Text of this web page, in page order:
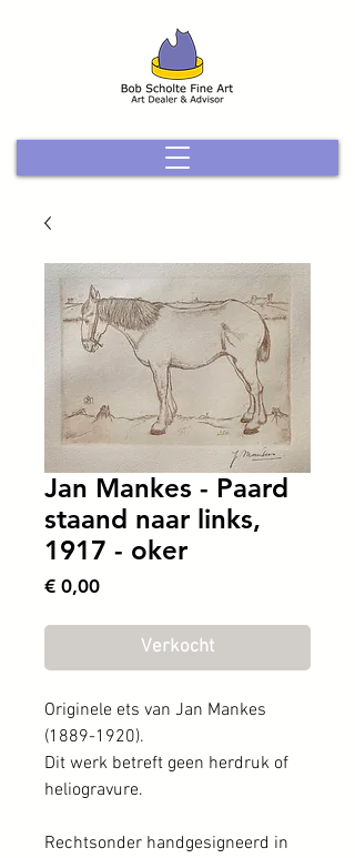
Jan Mankes - Paard
staand naar links,
1917 - oker
€ 0,00Prijs
Verkocht
Originele ets van Jan Mankes
(1889-1920).
Dit werk betreft geen herdruk of
heliogravure.
Rechtsonder handgesigneerd in